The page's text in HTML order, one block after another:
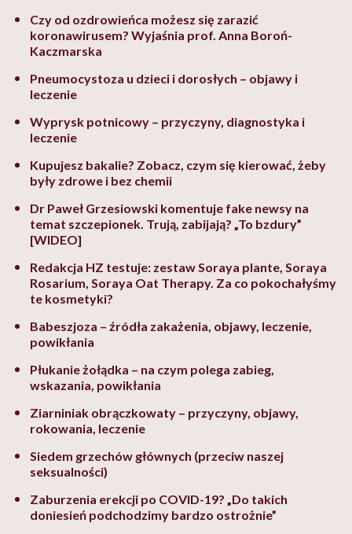
Czy od ozdrowieńca możesz się zarazić
koronawirusem? Wyjaśnia prof. Anna Boroń-
Kaczmarska
Pneumocystoza u dzieci i dorosłych – objawy i
leczenie
Wyprysk potnicowy – przyczyny, diagnostyka i
leczenie
Kupujesz bakalie? Zobacz, czym się kierować, żeby
były zdrowe i bez chemii
Dr Paweł Grzesiowski komentuje fake newsy na
temat szczepionek. Trują, zabijają? „To bzdury”
[WIDEO]
Redakcja HZ testuje: zestaw Soraya plante, Soraya
Rosarium, Soraya Oat Therapy. Za co pokochałyśmy
te kosmetyki?
Babeszjoza – źródła zakażenia, objawy, leczenie,
powikłania
Płukanie żołądka – na czym polega zabieg,
wskazania, powikłania
Ziarniniak obrączkowaty – przyczyny, objawy,
rokowania, leczenie
Siedem grzechów głównych (przeciw naszej
seksualności)
Zaburzenia erekcji po COVID-19? „Do takich
doniesień podchodzimy bardzo ostrożnie”